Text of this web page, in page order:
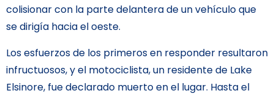
colisionar con la parte delantera de un vehículo que
se dirigía hacia el oeste.
Los esfuerzos de los primeros en responder resultaron
infructuosos, y el motociclista, un residente de Lake
Elsinore, fue declarado muerto en el lugar. Hasta el